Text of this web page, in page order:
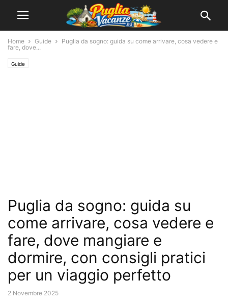
Home Guide
Puglia da sogno: guida su come arrivare, cosa vedere e
fare, dove...
Guide
Puglia da sogno: guida su
come arrivare, cosa vedere e
fare, dove mangiare e
dormire, con consigli pratici
per un viaggio perfetto
2 Novembre 2025